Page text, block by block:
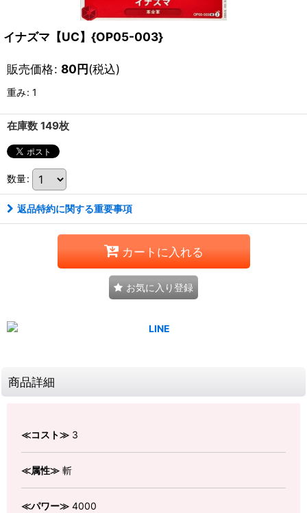
イナズマ【UC】{OP05-003}
販売価格: 80円(税込)
重み: 1
在庫数 149枚
数量:
返品特約に関する重要事項
カートに入れる
お気に入り登録
商品詳細
≪コスト≫ 3
≪属性≫ 斬
≪パワー≫ 4000